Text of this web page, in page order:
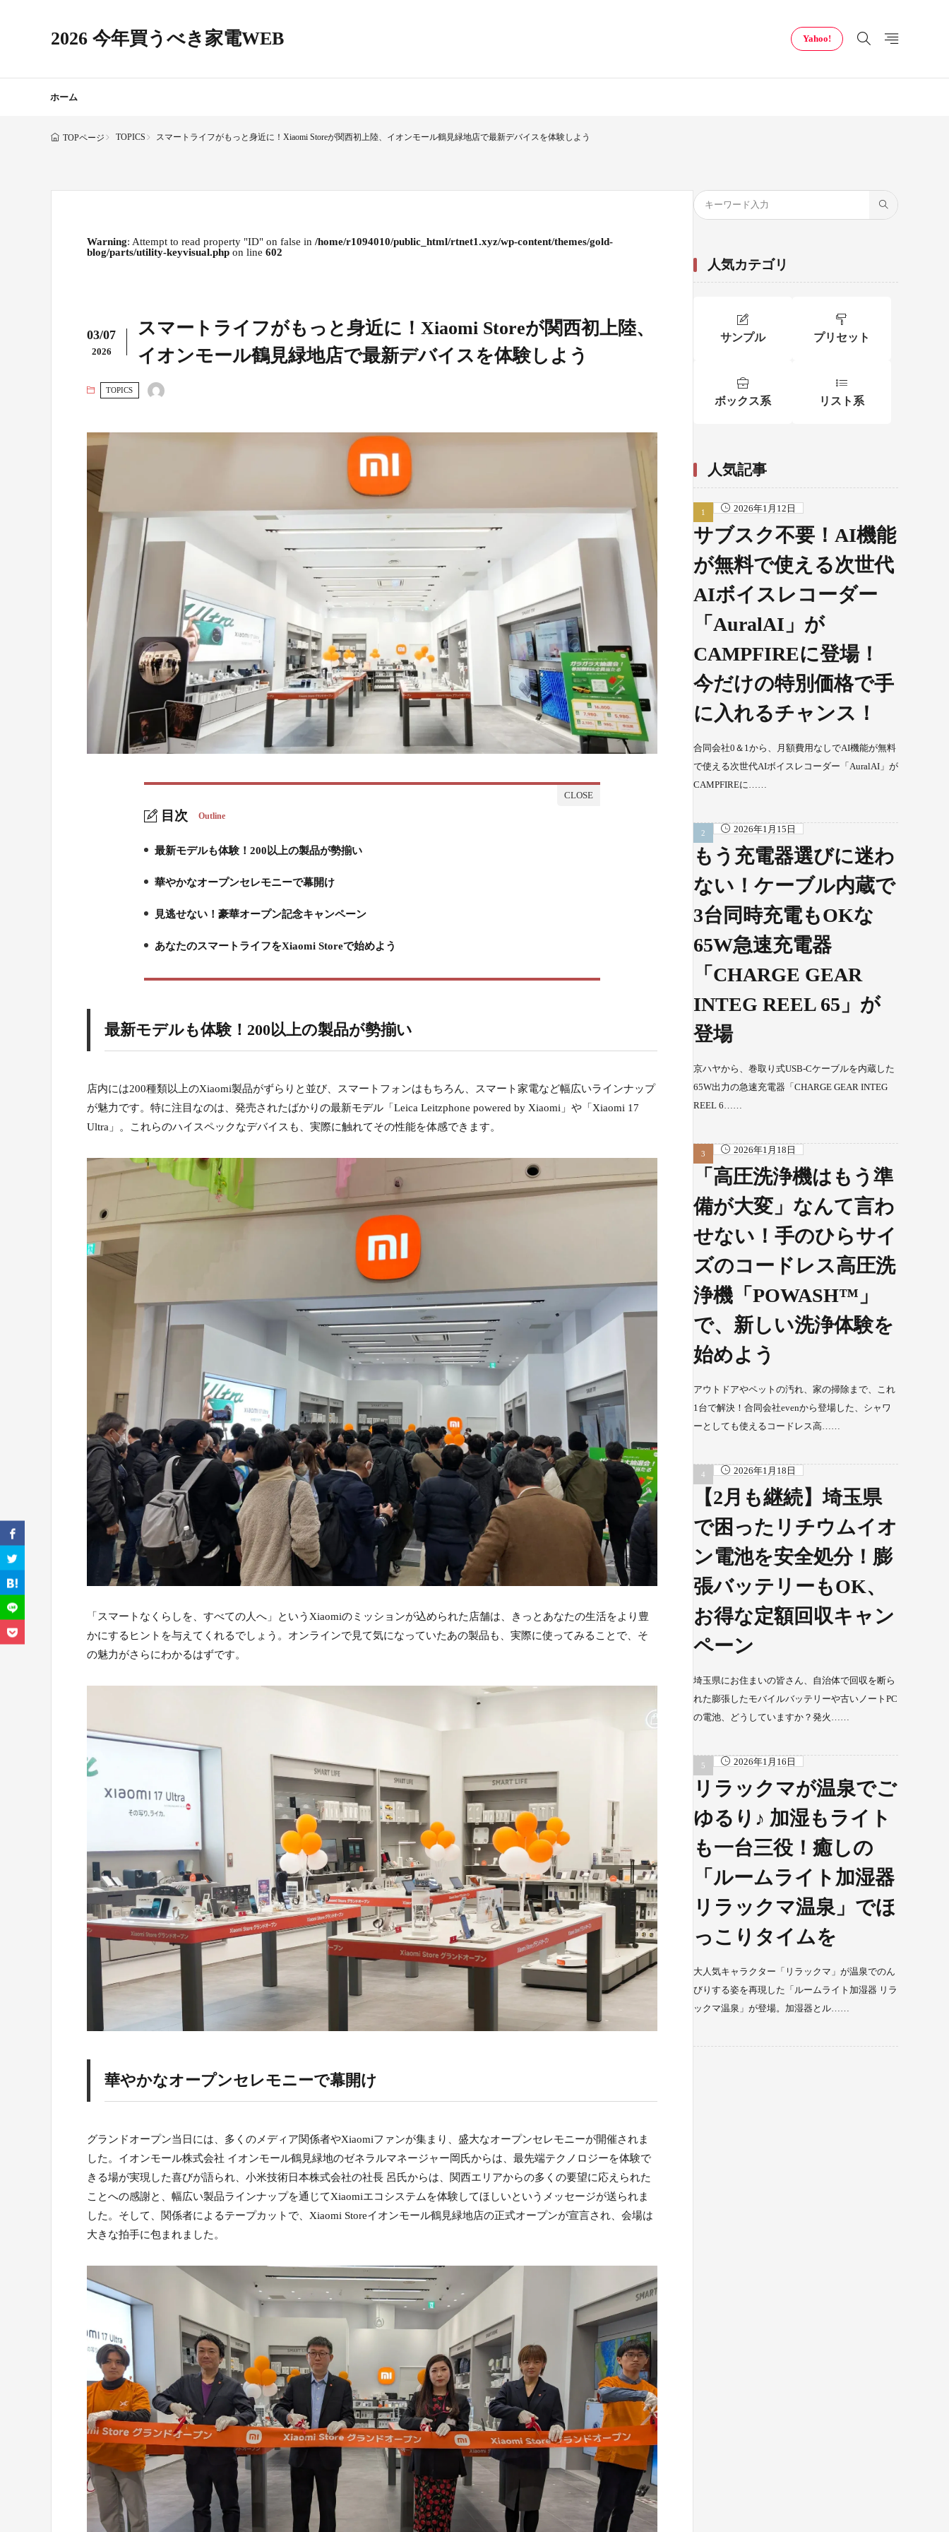
2026 今年買うべき家電WEB Yahoo!
ホーム
TOPページ TOPICS スマートライフがもっと身近に！Xiaomi Storeが関西初上陸、イオンモール鶴見緑地店で最新デバイスを体験しよう
Warning: Attempt to read property "ID" on false in /home/r1094010/public_html/rtnet1.xyz/wp-content/themes/gold-
blog/parts/utility-keyvisual.php on line 602
03/07
2026
スマートライフがもっと身近に！Xiaomi Storeが関西初上陸、
イオンモール鶴見緑地店で最新デバイスを体験しよう
TOPICS
目次 Outline
1.
最新モデルも体験！200以上の製品が勢揃い
2.
華やかなオープンセレモニーで幕開け
3.
見逃せない！豪華オープン記念キャンペーン
4.
あなたのスマートライフをXiaomi Storeで始めよう
最新モデルも体験！200以上の製品が勢揃い
店内には200種類以上のXiaomi製品がずらりと並び、スマートフォンはもちろん、スマート家電など幅広いラインナップ
が魅力です。特に注目なのは、発売されたばかりの最新モデル「Leica Leitzphone powered by Xiaomi」や「Xiaomi 17
Ultra」。これらのハイスペックなデバイスも、実際に触れてその性能を体感できます。
「スマートなくらしを、すべての人へ」というXiaomiのミッションが込められた店舗は、きっとあなたの生活をより豊
かにするヒントを与えてくれるでしょう。オンラインで見て気になっていたあの製品も、実際に使ってみることで、そ
の魅力がさらにわかるはずです。
華やかなオープンセレモニーで幕開け
グランドオープン当日には、多くのメディア関係者やXiaomiファンが集まり、盛大なオープンセレモニーが開催されま
した。イオンモール株式会社 イオンモール鶴見緑地のゼネラルマネージャー岡氏からは、最先端テクノロジーを体験で
きる場が実現した喜びが語られ、小米技術日本株式会社の社長 呂氏からは、関西エリアからの多くの要望に応えられた
ことへの感謝と、幅広い製品ラインナップを通じてXiaomiエコシステムを体験してほしいというメッセージが送られま
した。そして、関係者によるテープカットで、Xiaomi Storeイオンモール鶴見緑地店の正式オープンが宣言され、会場は
大きな拍手に包まれました。
人気カテゴリ
サンプル プリセット
ボックス系 リスト系
人気記事
2026年1月12日
サブスク不要！AI機能
が無料で使える次世代
AIボイスレコーダー
「AuralAI」が
CAMPFIREに登場！
今だけの特別価格で手
に入れるチャンス！
合同会社0＆1から、月額費用なしでAI機能が無料
で使える次世代AIボイスレコーダー「AuralAI」が
CAMPFIREに……
2026年1月15日
もう充電器選びに迷わ
ない！ケーブル内蔵で
3台同時充電もOKな
65W急速充電器
「CHARGE GEAR
INTEG REEL 65」が
登場
京ハヤから、巻取り式USB-Cケーブルを内蔵した
65W出力の急速充電器「CHARGE GEAR INTEG
REEL 6……
2026年1月18日
「高圧洗浄機はもう準
備が大変」なんて言わ
せない！手のひらサイ
ズのコードレス高圧洗
浄機「POWASH™」
で、新しい洗浄体験を
始めよう
アウトドアやペットの汚れ、家の掃除まで、これ
1台で解決！合同会社evenから登場した、シャワ
ーとしても使えるコードレス高……
2026年1月18日
【2月も継続】埼玉県
で困ったリチウムイオ
ン電池を安全処分！膨
張バッテリーもOK、
お得な定額回収キャン
ペーン
埼玉県にお住まいの皆さん、自治体で回収を断ら
れた膨張したモバイルバッテリーや古いノートPC
の電池、どうしていますか？発火……
2026年1月16日
リラックマが温泉でご
ゆるり♪ 加湿もライト
も一台三役！癒しの
「ルームライト加湿器
リラックマ温泉」でほ
っこりタイムを
大人気キャラクター「リラックマ」が温泉でのん
びりする姿を再現した「ルームライト加湿器 リラ
ックマ温泉」が登場。加湿器とル……